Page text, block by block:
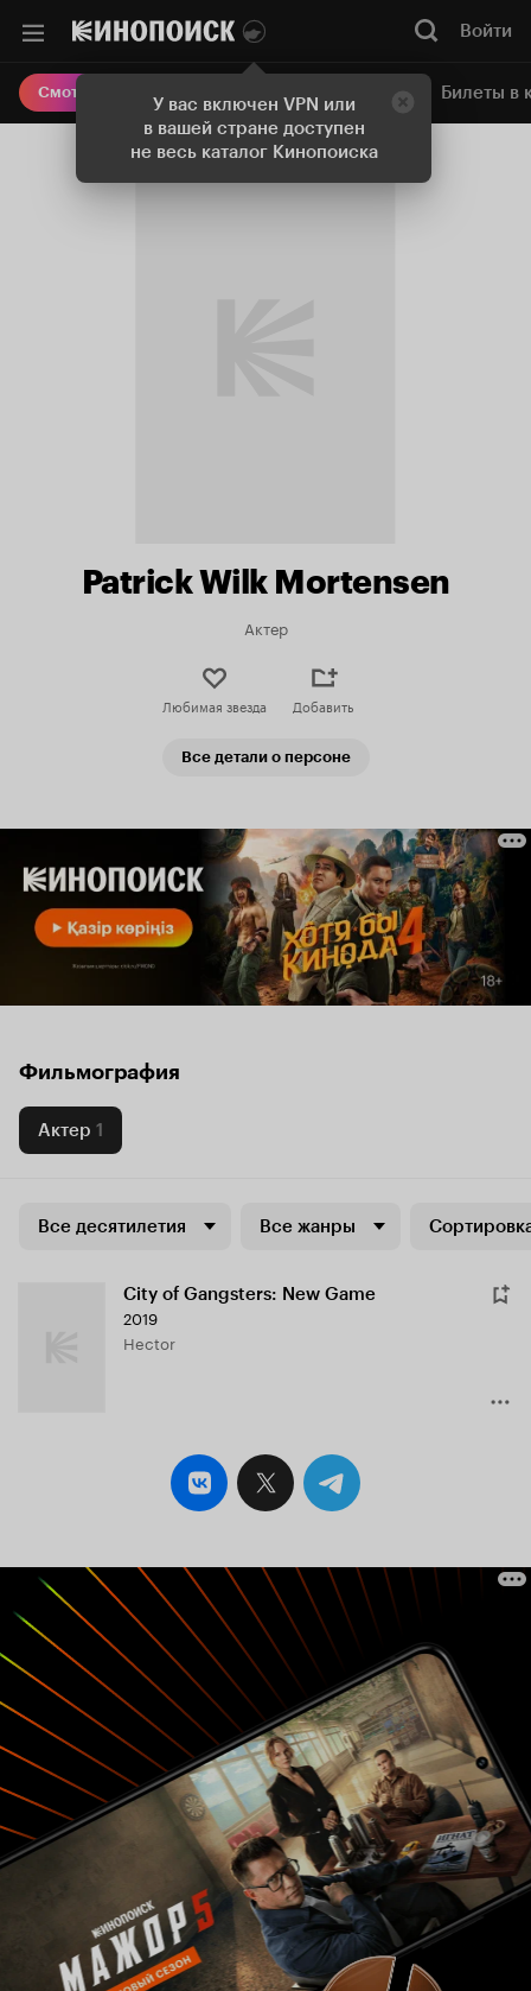
У вас включен VPN или
в вашей стране доступен
не весь каталог Кинопоиска
Войти
Смотреть кино Онлайн-кинотеатр Билеты в
Patrick Wilk Mortensen
Актер
Любимая звезда Добавить
Все детали о персоне
Фильмография
Актер 1
Все десятилетия Все жанры
City of Gangsters: New Game
2019
Hector